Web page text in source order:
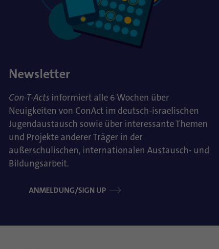
Newsletter
Con-T-Acts informiert alle 6 Wochen über
Neuigkeiten von ConAct im deutsch-israelischen
Jugendaustausch sowie über interessante Themen
und Projekte anderer Träger in der
außerschulischen, internationalen Austausch- und
Bildungsarbeit.
ANMELDUNG/SIGN UP